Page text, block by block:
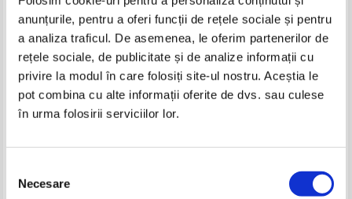
anunțurile, pentru a oferi funcții de rețele sociale și pentru
a analiza traficul. De asemenea, le oferim partenerilor de
rețele sociale, de publicitate și de analize informații cu
privire la modul în care folosiți site-ul nostru. Aceștia le
pot combina cu alte informații oferite de dvs. sau culese
în urma folosirii serviciilor lor.
consimțământului
Necesare
Rodica Ojog - Brasoveanu -
Grasa si proasta
Pret:24,00 Lei
Adaugă în coș
Arthur C. Clarke - 2001 o odisee
spatiala
Pret:24,00Lei 19,20 Lei